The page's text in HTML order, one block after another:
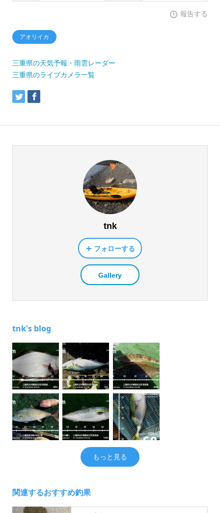
報告する
アオリイカ
三重県の天気予報・雨雲レーダー
三重県のライブカメラ一覧
tnk
フォローする
Gallery
tnk's blog
もっと見る
関連するおすすめ釣果